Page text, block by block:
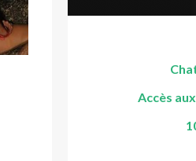
Accès